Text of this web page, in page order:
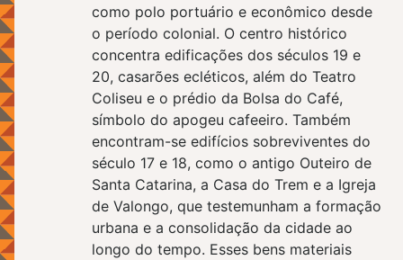
como polo portuário e econômico desde
o período colonial. O centro histórico
concentra edificações dos séculos 19 e
20, casarões ecléticos, além do Teatro
Coliseu e o prédio da Bolsa do Café,
símbolo do apogeu cafeeiro. Também
encontram-se edifícios sobreviventes do
século 17 e 18, como o antigo Outeiro de
Santa Catarina, a Casa do Trem e a Igreja
de Valongo, que testemunham a formação
urbana e a consolidação da cidade ao
longo do tempo. Esses bens materiais